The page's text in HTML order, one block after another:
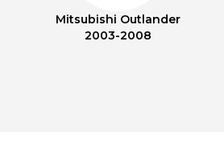
Mitsubishi Outlander
2003-2008